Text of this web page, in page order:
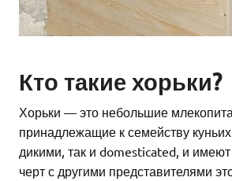
Кто такие хорьки?
Хорьки — это небольшие
принадлежащие к семейству
дикими, так и domesticated, и
черт с другими представителями